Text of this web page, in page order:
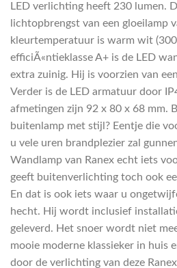
LED verlichting heeft 230 lumen.
lichtopbrengst van een gloeilamp
kleurtemperatuur is warm wit
efficiÃ«ntieklasse A+ is de LED
extra zuinig. Hij is voorzien van
Verder is de LED armatuur door
afmetingen zijn 92 x 80 x 68 mm.
buitenlamp met stijl? Eentje die
u vele uren brandplezier zal
Wandlamp van Ranex echt iets
geeft buitenverlichting toch ook
En dat is ook iets waar u
hecht. Hij wordt inclusief
geleverd. Het snoer wordt niet
mooie moderne klassieker in huis
door de verlichting van deze